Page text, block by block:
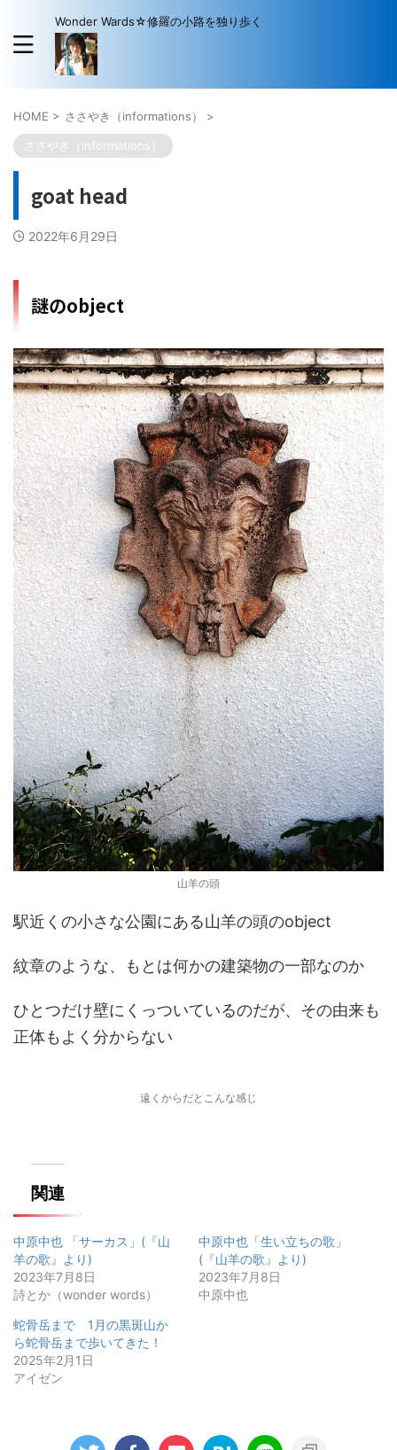
Wonder Wards☆修羅の小路を独り歩く
HOME > ささやき（informations） >
ささやき（informations）
goat head
2022年6月29日
謎のobject
山羊の頭
駅近くの小さな公園にある山羊の頭のobject
紋章のような、もとは何かの建築物の一部なのか
ひとつだけ壁にくっついているのだが、その由来も
正体もよく分からない
遠くからだとこんな感じ
関連
中原中也 「サーカス」(『山
羊の歌』より)
2023年7月8日
詩とか（wonder words）
中原中也「生い立ちの歌」
(『山羊の歌』より)
2023年7月8日
中原中也
蛇骨岳まで 1月の黒斑山か
ら蛇骨岳まで歩いてきた！
2025年2月1日
アイゼン